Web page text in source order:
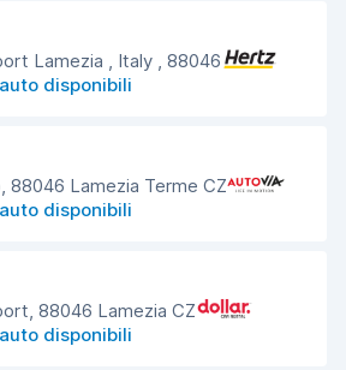
Lamezia , Italy , 88046
disponibili
88046 Lamezia Terme CZ
disponibili
88046 Lamezia CZ
disponibili